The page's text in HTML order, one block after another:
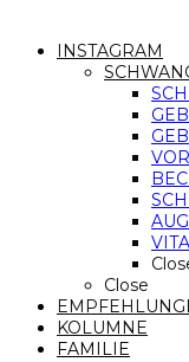
INSTAGRAM
Close
KOLUMNE
FAMILIE